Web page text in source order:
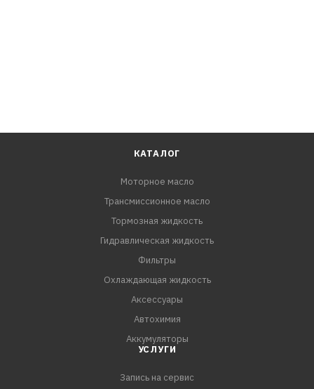
КАТАЛОГ
Моторное масло
Трансмиссионное масло
Тормозная жидкость
Гидравлическая жидкость
Фильтры
Охлаждающая жидкость
Аксессуары
Автохимия
Аккумуляторы
УСЛУГИ
Запись на сервис